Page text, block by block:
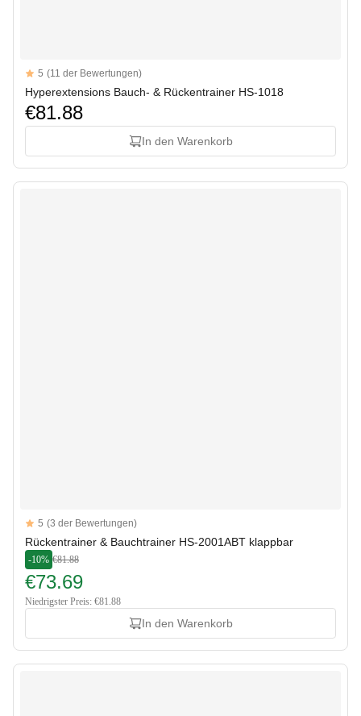
Reviews
5 out of 5 stars
5 (11 der Bewertungen)
Hyperextensions Bauch- & Rückentrainer HS-1018
€81.88
In den Warenkorb
Reviews
5 out of 5 stars
5 (3 der Bewertungen)
Rückentrainer & Bauchtrainer HS-2001ABT klappbar
-10% €81.88
€73.69
Niedrigster Preis: €81.88
In den Warenkorb